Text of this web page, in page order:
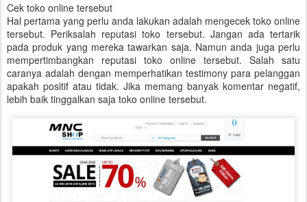
Cek toko online tersebut
Hal pertama yang perlu anda lakukan adalah mengecek toko online
tersebut. Periksalah reputasi toko tersebut. Jangan ada tertarik
pada produk yang mereka tawarkan saja. Namun anda juga perlu
mempertimbangkan reputasi toko online tersebut. Salah satu
caranya adalah dengan memperhatikan testimony para pelanggan
apakah positif atau tidak. Jika memang banyak komentar negatif,
lebih baik tinggalkan saja toko online tersebut.